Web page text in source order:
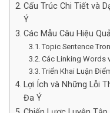
Cấu Trúc Chi Tiết và
Ý
Các Mẫu Câu Hiệu
Topic Sentence
Các Linking Words
Triển Khai Luận
Lợi Ích và Những Lỗi
Đa Ý